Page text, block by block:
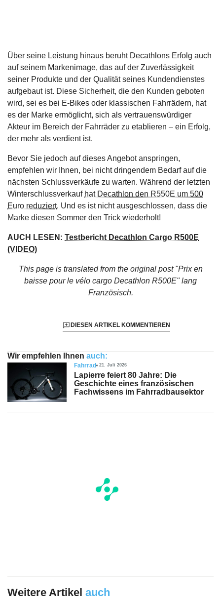
Über seine Leistung hinaus beruht Decathlons Erfolg auch
auf seinem Markenimage, das auf der Zuverlässigkeit
seiner Produkte und der Qualität seines Kundendienstes
aufgebaut ist. Diese Sicherheit, die den Kunden geboten
wird, sei es bei E-Bikes oder klassischen Fahrrädern, hat
es der Marke ermöglicht, sich als vertrauenswürdiger
Akteur im Bereich der Fahrräder zu etablieren – ein Erfolg,
der mehr als verdient ist.
Bevor Sie jedoch auf dieses Angebot anspringen,
empfehlen wir Ihnen, bei nicht dringendem Bedarf auf die
nächsten Schlussverkäufe zu warten. Während der letzten
Winterschlussverkauf hat Decathlon den R550E um 500
Euro reduziert. Und es ist nicht ausgeschlossen, dass die
Marke diesen Sommer den Trick wiederholt!
AUCH LESEN: Testbericht Decathlon Cargo R500E
(VIDEO)
This page is translated from the original post "Prix en
baisse pour le vélo cargo Decathlon R500E"lang
Französisch.
DIESEN ARTIKEL KOMMENTIEREN
Wir empfehlen Ihnen auch:
Fahrrad 21. Juli 2026
Lapierre feiert 80 Jahre: Die
Geschichte eines französischen
Fachwissens im Fahrradbausektor
Weitere Artikel auch